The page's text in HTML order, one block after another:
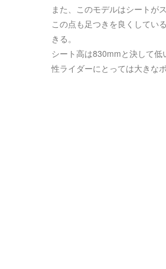
また、このモデルはシートが
この点も足つきを良くしてい
きる。
シート高は830mmと決して
性ライダーにとっては大きな